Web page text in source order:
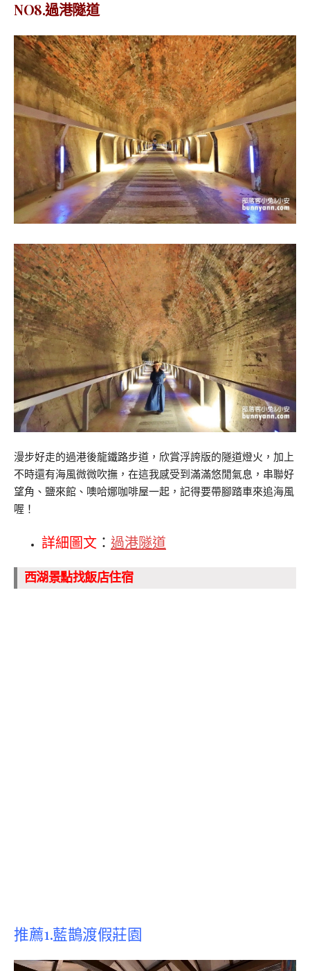
NO8.過港隧道
漫步好走的過港後龍鐵路步道，欣賞浮誇版的隧道燈火，加上
不時還有海風微微吹撫，在這我感受到滿滿悠閒氣息，串聯好
望角、鹽來館、噢哈娜咖啡屋一起，記得要帶腳踏車來追海風
喔！
詳細圖文 ： 過港隧道
西湖景點找飯店住宿
推薦1.藍鵲渡假莊園